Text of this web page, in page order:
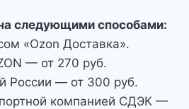
следующими способами:
«Ozon Доставка».
— от 270 руб.
России — от 300 руб.
компанией СДЭК —